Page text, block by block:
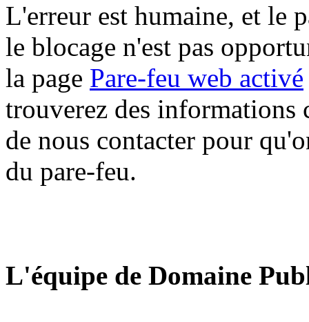
L'erreur est humaine, et le
le blocage n'est pas
la page Pare-feu web activé
trouverez des informations
de nous contacter pour
du pare-feu.
L'équipe de Domaine